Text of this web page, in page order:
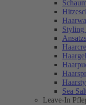
Styling
Haargel
Sea
Leave-In